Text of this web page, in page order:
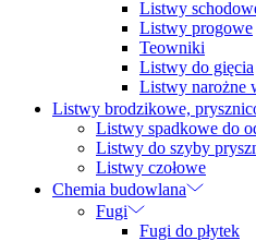
Listwy
Listwy progowe
Teowniki
Listwy do gięcia
Listwy narożne
Listwy brodzikowe,
Listwy spadkowe do
Listwy do szyby
Listwy czołowe
Chemia budowlana
Fugi
Fugi do płytek